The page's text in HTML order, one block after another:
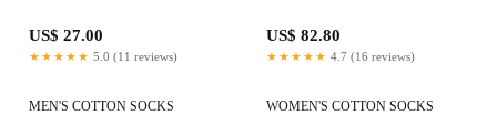
US$ 27.00
★★★★★ 5.0 (11 reviews)
US$ 82.80
★★★★★ 4.7 (16 reviews)
MEN'S COTTON SOCKS WOMEN'S COTTON SOCKS